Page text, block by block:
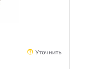
Уточнить